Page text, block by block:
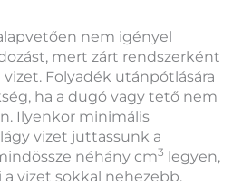
nem igényel
mert zárt rendszerként
vizet. Folyadék utánpótlására
ha a dugó vagy tető nem
Ilyenkor minimális
vizet juttassunk a
néhány cm3 legyen,
vizet sokkal nehezebb.